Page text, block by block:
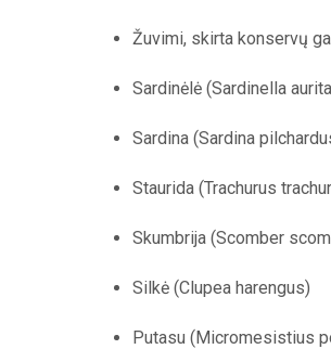
Žuvimi, skirta konservų
Sardinėlė (Sardinella
Sardina (Sardina
Staurida (Trachurus
Skumbrija (Scomber
Silkė (Clupea harengus)
Putasu (Micromesistius